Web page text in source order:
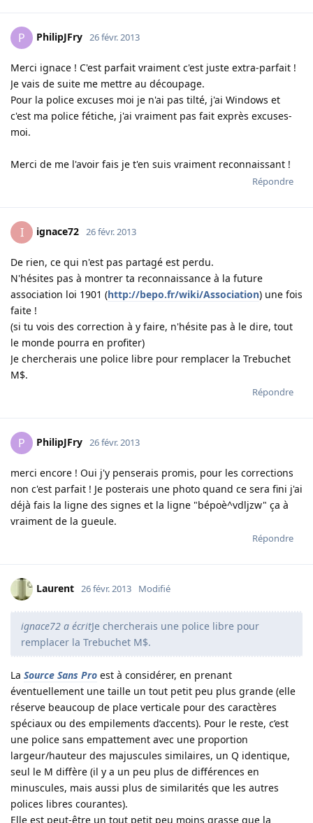
P PhilipJFry 26 févr. 2013
Merci ignace ! C'est parfait vraiment c'est juste extra-parfait !
Je vais de suite me mettre au découpage.
Pour la police excuses moi je n'ai pas tilté, j'ai Windows et
c'est ma police fétiche, j'ai vraiment pas fait exprès excuses-
moi.
Merci de me l'avoir fais je t'en suis vraiment reconnaissant !
Répondre
I ignace72 26 févr. 2013
De rien, ce qui n'est pas partagé est perdu.
N'hésites pas à montrer ta reconnaissance à la future
association loi 1901 (http://bepo.fr/wiki/Association) une fois
faite !
(si tu vois des correction à y faire, n'hésite pas à le dire, tout
le monde pourra en profiter)
Je chercherais une police libre pour remplacer la Trebuchet
M$.
Répondre
P PhilipJFry 26 févr. 2013
merci encore ! Oui j'y penserais promis, pour les corrections
non c'est parfait ! Je posterais une photo quand ce sera fini j'ai
déjà fais la ligne des signes et la ligne "bépoè^vdljzw" ça à
vraiment de la gueule.
Répondre
Laurent 26 févr. 2013 Modifié
ignace72 a écritJe chercherais une police libre pour
remplacer la Trebuchet M$.
La Source Sans Pro est à considérer, en prenant
éventuellement une taille un tout petit peu plus grande (elle
réserve beaucoup de place verticale pour des caractères
spéciaux ou des empilements d’accents). Pour le reste, c’est
une police sans empattement avec une proportion
largeur/hauteur des majuscules similaires, un Q identique,
seul le M diffère (il y a un peu plus de différences en
minuscules, mais aussi plus de similarités que les autres
polices libres courantes).
Elle est peut-être un tout petit peu moins grasse que la